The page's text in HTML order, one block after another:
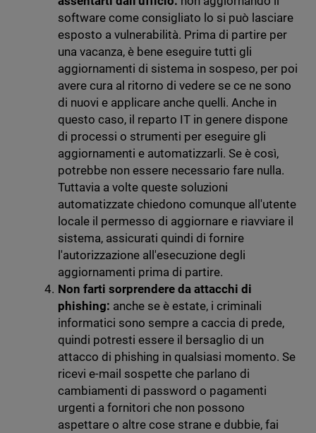
software come consigliato lo si può lasciare
esposto a vulnerabilità. Prima di partire per
una vacanza, è bene eseguire tutti gli
aggiornamenti di sistema in sospeso, per poi
avere cura al ritorno di vedere se ce ne sono
di nuovi e applicare anche quelli. Anche in
questo caso, il reparto IT in genere dispone
di processi o strumenti per eseguire gli
aggiornamenti e automatizzarli. Se è così,
potrebbe non essere necessario fare nulla.
Tuttavia a volte queste soluzioni
automatizzate chiedono comunque all'utente
locale il permesso di aggiornare e riavviare il
sistema, assicurati quindi di fornire
l'autorizzazione all'esecuzione degli
aggiornamenti prima di partire.
Non farti sorprendere da attacchi di
phishing: anche se è estate, i criminali
informatici sono sempre a caccia di prede,
quindi potresti essere il bersaglio di un
attacco di phishing in qualsiasi momento. Se
ricevi e-mail sospette che parlano di
cambiamenti di password o pagamenti
urgenti a fornitori che non possono
aspettare o altre cose strane e dubbie, fai